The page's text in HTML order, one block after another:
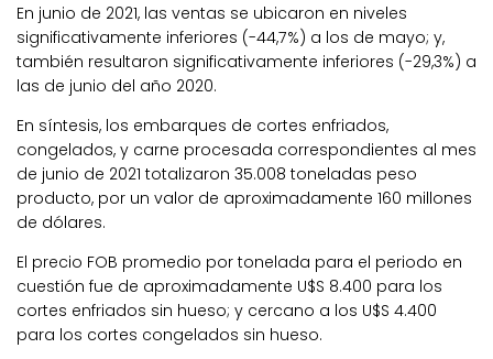
En junio de 2021, las ventas se ubicaron en niveles
significativamente inferiores (-44,7%) a los de mayo; y,
también resultaron significativamente inferiores (-29,3%) a
las de junio del año 2020.
En síntesis, los embarques de cortes enfriados,
congelados, y carne procesada correspondientes al mes
de junio de 2021 totalizaron 35.008 toneladas peso
producto, por un valor de aproximadamente 160 millones
de dólares.
El precio FOB promedio por tonelada para el periodo en
cuestión fue de aproximadamente U$S 8.400 para los
cortes enfriados sin hueso; y cercano a los U$S 4.400
para los cortes congelados sin hueso.